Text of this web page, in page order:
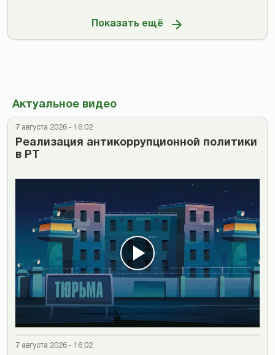
Показать ещё
Актуальное видео
7 августа 2026 - 16:02
Реализация антикоррупционной политики
в РТ
7 августа 2026 - 16:02